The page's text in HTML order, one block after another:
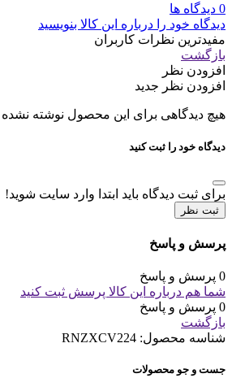
0 دیدگاه ها
دیدگاه خود را درباره این کالا بنویسید
مفیدترین نظرات کاربران
بازگشت
افزودن نظر
افزودن نظر جدید
هیچ دیدگاهی برای این محصول نوشته
دیدگاه خود را ثبت کنید
برای ثبت دیدگاه باید ابتدا وارد سایت شوید!
ثبت نظر
پرسش و پاسخ
0 پرسش و پاسخ
شما هم درباره این کالا پرسش ثبت کنید
0 پرسش و پاسخ
بازگشت
شناسه محصول: RNZXCV224
جست و جو محصولات